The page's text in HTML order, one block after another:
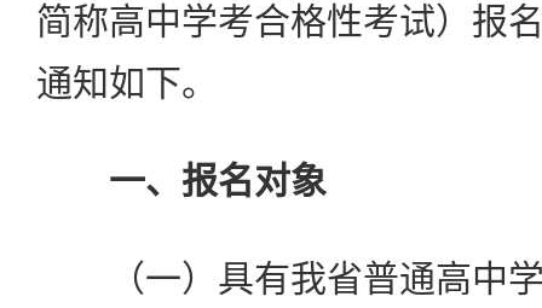
简称高中学考合格性考试）报
通知如下。
一、报名对象
（一）具有我省普通高中学